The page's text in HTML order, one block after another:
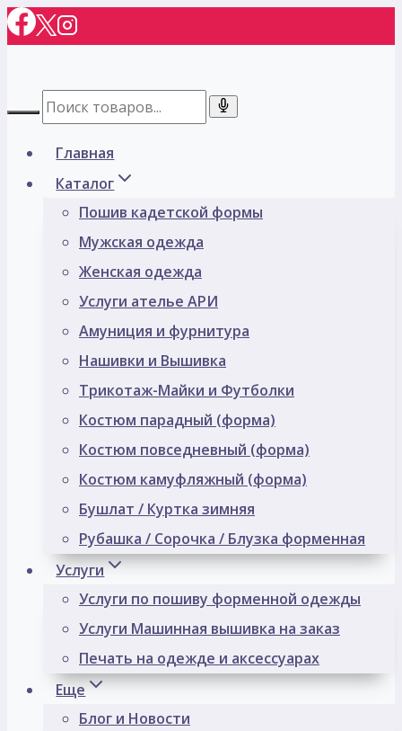
Перейти
к
Главная
Каталог
Пошив кадетской формы
Мужская одежда
Женская одежда
Услуги ателье АРИ
Амуниция и фурнитура
Нашивки и Вышивка
Трикотаж-Майки и Футболки
Костюм парадный (форма)
Костюм повседневный (форма)
Костюм камуфляжный (форма)
Бушлат / Куртка зимняя
Рубашка / Сорочка / Блузка форменная
Услуги
Услуги по пошиву форменной одежды
Услуги Машинная вышивка на заказ
Печать на одежде и аксессуарах
Еще
Блог и Новости